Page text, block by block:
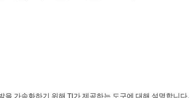
을 가속화하기 위해 TI가 제공하는 도구에 대해 설명합니다.